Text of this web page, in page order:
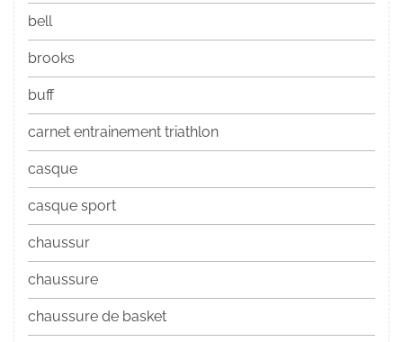
bell
brooks
buff
carnet entrainement triathlon
casque
casque sport
chaussur
chaussure
chaussure de basket